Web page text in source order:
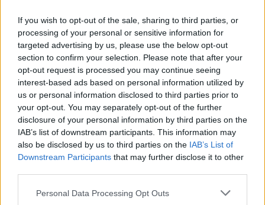
If you wish to opt-out of the sale, sharing to third parties, or
processing of your personal or sensitive information for
targeted advertising by us, please use the below opt-out
section to confirm your selection. Please note that after your
opt-out request is processed you may continue seeing
interest-based ads based on personal information utilized by
us or personal information disclosed to third parties prior to
your opt-out. You may separately opt-out of the further
disclosure of your personal information by third parties on the
IAB’s list of downstream participants. This information may
also be disclosed by us to third parties on the IAB’s List of
Downstream Participants that may further disclose it to other
Personal Data Processing Opt Outs